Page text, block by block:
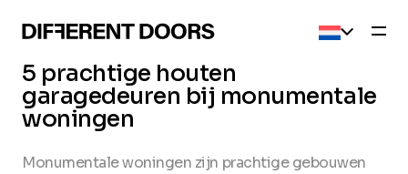
Current
5 prachtige houten
garagedeuren bij monumentale
woningen
Monumentale woningen zijn prachtige gebouwen